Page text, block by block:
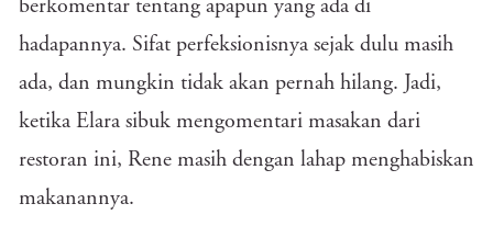
berkomentar tentang apapun yang ada di
hadapannya. Sifat perfeksionisnya sejak dulu masih
ada, dan mungkin tidak akan pernah hilang. Jadi,
ketika Elara sibuk mengomentari masakan dari
restoran ini, Rene masih dengan lahap menghabiskan
makanannya.